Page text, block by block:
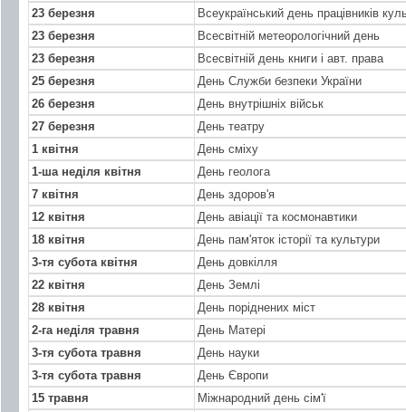
23 березня
Всеукраїнський день працівників
23 березня
Всесвітній метеорологічний день
23 березня
Всесвітній день книги і авт. права
25 березня
День Служби безпеки України
26 березня
День внутрішніх військ
27 березня
День театру
1 квітня
День сміху
1-ша неділя квітня
День геолога
7 квітня
День здоров'я
12 квітня
День авіації та космонавтики
18 квітня
День пам'яток історії та культури
3-тя субота квітня
День довкілля
22 квітня
День Землі
28 квітня
День поріднених міст
2-га неділя травня
День Матері
3-тя субота травня
День науки
3-тя субота травня
День Європи
15 травня
Міжнародний день сім'ї